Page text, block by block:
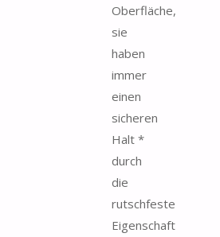
Oberfläche,
sie
haben
immer
einen
sicheren
Halt *
durch
die
rutschfeste
Eigenschaft